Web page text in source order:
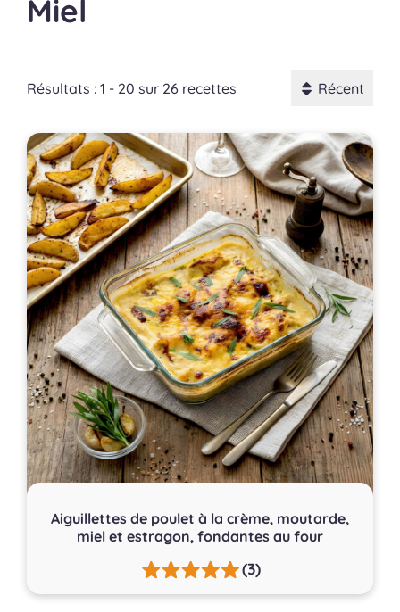
Miel
Résultats : 1 - 20 sur 26 recettes Récent
Aiguillettes de poulet à la crème, moutarde,
miel et estragon, fondantes au four
(3)